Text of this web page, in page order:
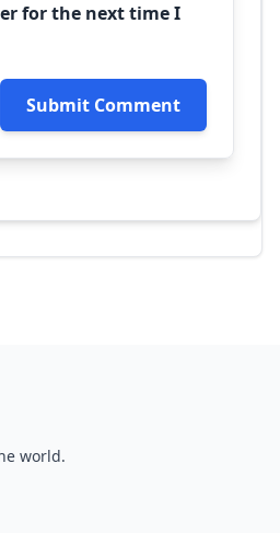
for the next time I
Submit Comment
world.